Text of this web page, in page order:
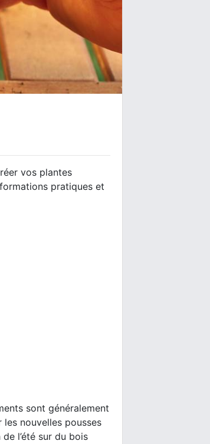
vos plantes
pratiques et
sont généralement
nouvelles pousses
l’été sur du bois